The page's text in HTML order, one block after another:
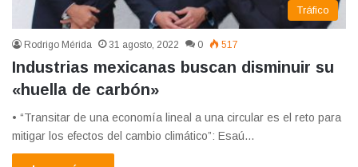
Tráfico
Rodrigo Mérida 31 agosto, 2022 0 517
Industrias mexicanas buscan disminuir su
«huella de carbón»
• “Transitar de una economía lineal a una circular es el reto para
mitigar los efectos del cambio climático”: Esaú…